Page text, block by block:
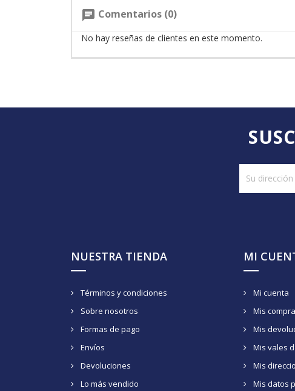
chat Comentarios (0)
No hay reseñas de clientes en este momento.
NUESTRA TIENDA
Términos y condiciones
Sobre nosotros
Formas de pago
Envíos
Devoluciones
Lo más vendido
MI
Mi cuenta
Mis
Mis
Mis vales
Mis
Mis datos